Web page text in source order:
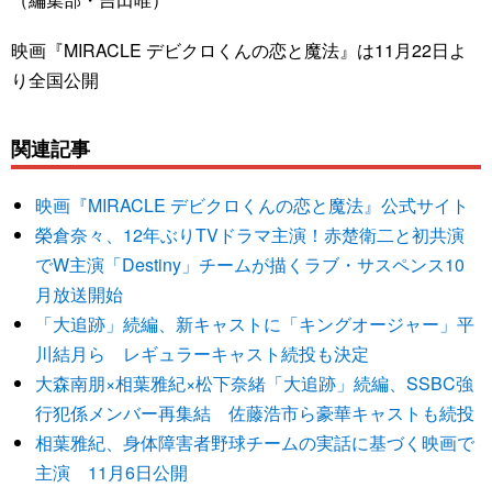
映画『MIRACLE デビクロくんの恋と魔法』は11月22日よ
り全国公開
関連記事
映画『MIRACLE デビクロくんの恋と魔法』公式サイト
榮倉奈々、12年ぶりTVドラマ主演！赤楚衛二と初共演
でW主演「Destiny」チームが描くラブ・サスペンス10
月放送開始
「大追跡」続編、新キャストに「キングオージャー」平
川結月ら レギュラーキャスト続投も決定
大森南朋×相葉雅紀×松下奈緒「大追跡」続編、SSBC強
行犯係メンバー再集結 佐藤浩市ら豪華キャストも続投
相葉雅紀、身体障害者野球チームの実話に基づく映画で
主演 11月6日公開